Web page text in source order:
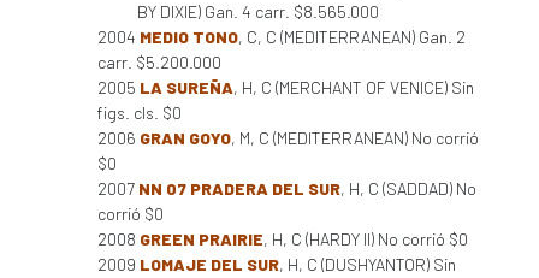
BY DIXIE) Gan. 4 carr. $8.565.000
2004 MEDIO TONO, C, C (MEDITERRANEAN) Gan. 2
carr. $5.200.000
2005 LA SUREÑA, H, C (MERCHANT OF VENICE) Sin
figs. cls. $0
2006 GRAN GOYO, M, C (MEDITERRANEAN) No corrió
$0
2007 NN 07 PRADERA DEL SUR, H, C (SADDAD) No
corrió $0
2008 GREEN PRAIRIE, H, C (HARDY II) No corrió $0
2009 LOMAJE DEL SUR, H, C (DUSHYANTOR) Sin